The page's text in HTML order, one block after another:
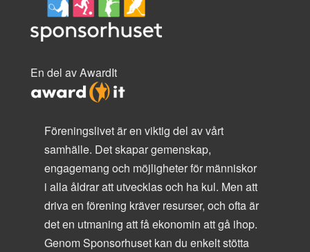
En del av AwardIt
Föreningslivet är en viktig del av vårt
samhälle. Det skapar gemenskap,
engagemang och möjligheter för människor
i alla åldrar att utvecklas och ha kul. Men att
driva en förening kräver resurser, och ofta är
det en utmaning att få ekonomin att gå ihop.
Genom Sponsorhuset kan du enkelt stötta